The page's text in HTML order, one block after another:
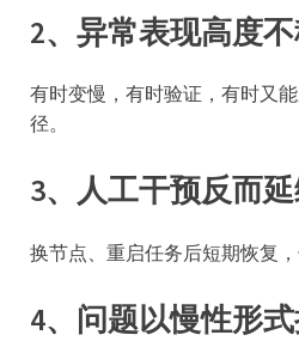
2、异常表现高度
有时变慢，有时验证，有时又
径。
3、人工干预反而
换节点、重启任务后短期恢复
4、问题以慢性形